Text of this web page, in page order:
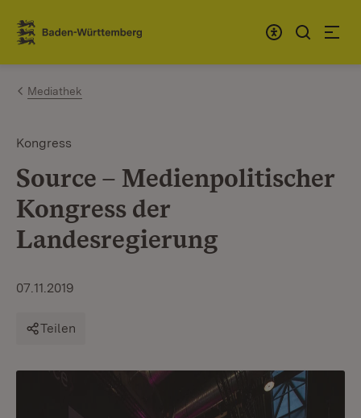
Zum Inhalt springen
Link zur Startseite
Mediathek
Kongress
Source – Medienpolitischer
Kongress der
Landesregierung
07.11.2019
Teilen